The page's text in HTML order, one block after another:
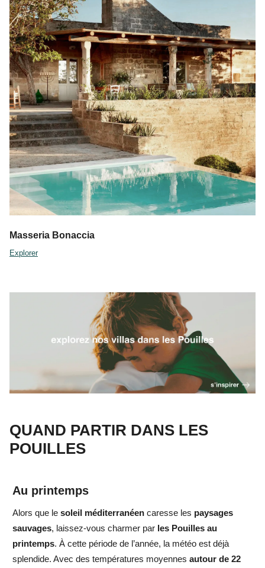
Masseria Bonaccia
Explorer
QUAND PARTIR DANS LES
POUILLES
Au printemps
Alors que le soleil méditerranéen caresse les paysages
sauvages, laissez-vous charmer par les Pouilles au
printemps. À cette période de l’année, la météo est déjà
splendide. Avec des températures moyennes autour de 22